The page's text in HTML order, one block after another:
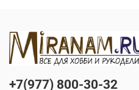
+7(977) 800-30-32